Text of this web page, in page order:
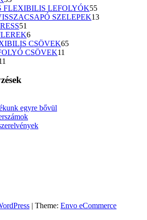
termék
FLEXIBILIS LEFOLYÓK5555
termék
SZELEPEK1313
51
termék
66
termék
CSÖVEK6565
CSÖVEK11
egyre bővül
Theme: Envo eCommerce